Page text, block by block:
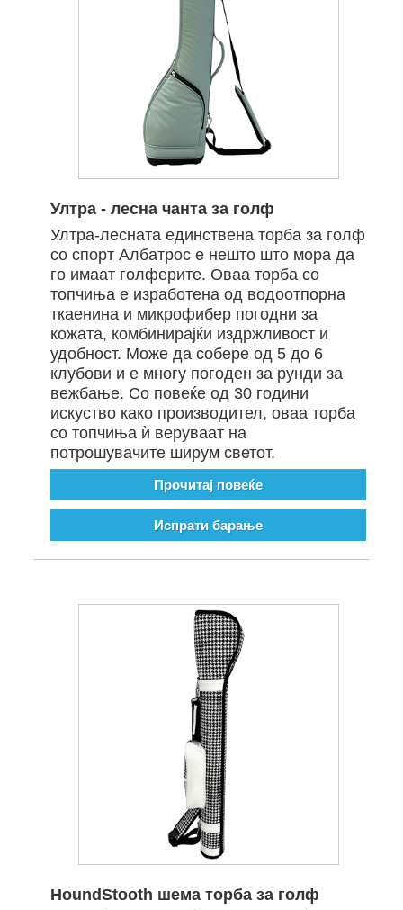
Ултра - лесна чанта за голф
Ултра-лесната единствена торба за голф
со спорт Албатрос е нешто што мора да
го имаат голферите. Оваа торба со
топчиња е изработена од водоотпорна
ткаенина и микрофибер погодни за
кожата, комбинирајќи издржливост и
удобност. Може да собере од 5 до 6
клубови и е многу погоден за рунди за
вежбање. Со повеќе од 30 години
искуство како производител, оваа торба
со топчиња ѝ веруваат на
потрошувачите ширум светот.
Прочитај повеќе
Испрати барање
HoundStooth шема торба за голф